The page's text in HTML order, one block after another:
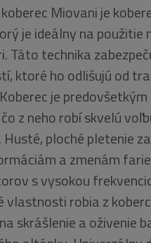
Miovani je
je ideálny na použitie
Táto technika
ktoré ho odlišujú od
je
z neho robí skvelú
ploché pletenie
a zmenám
s vysokou
vlastnosti robia z
skrášlenie a oživenie